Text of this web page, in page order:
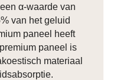
α-waarde van
van het geluid
paneel heeft
paneel is
materiaal